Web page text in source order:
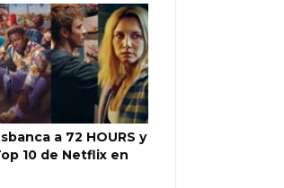
a 72 HOURS y
10 de Netflix en